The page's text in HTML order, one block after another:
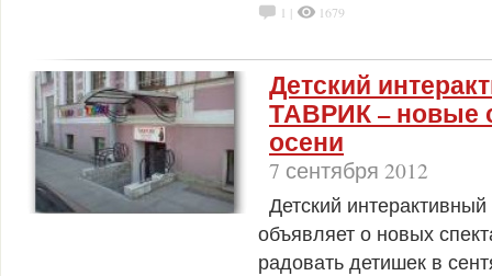
1 | 1679
Детский
ТАВРИК – новые
осени
7 сентября 2012
Детский
объявляет о новых
радовать детишек в